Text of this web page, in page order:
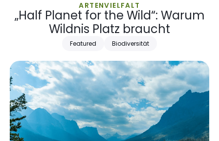
ARTENVIELFALT
„Half Planet for the Wild“: Warum
Wildnis Platz braucht
Featured Biodiversität